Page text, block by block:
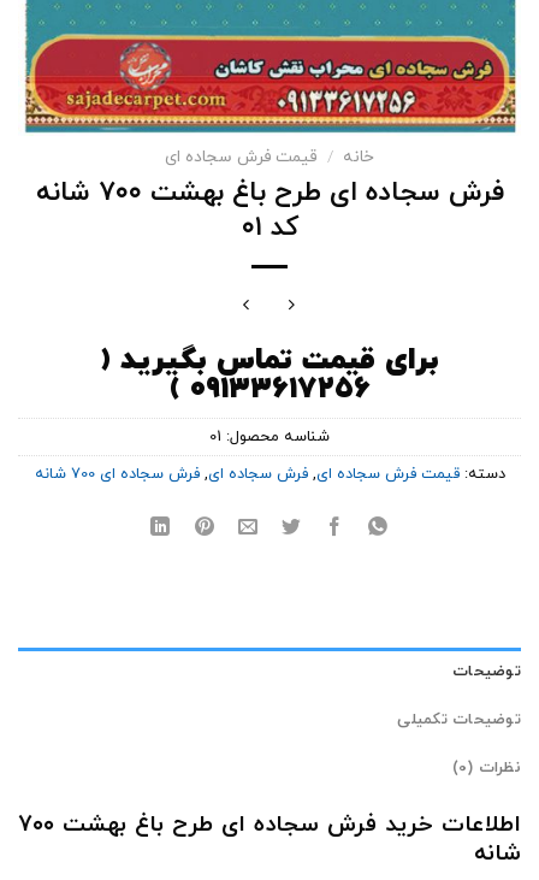
خانه / قیمت فرش سجاده ای
فرش سجاده ای طرح باغ بهشت ۷۰۰ شانه
کد ۰۱
برای قیمت تماس بگیرید (
۰۹۱۳۳۶۱۷۲۵۶ )
شناسه محصول: 01
دسته:قیمت فرش سجاده ای,فرش سجاده ای,فرش سجاده ای 700 شانه
توضیحات
توضیحات تکمیلی
نظرات (0)
اطلاعات خرید فرش سجاده ای طرح باغ بهشت ۷۰۰
شانه